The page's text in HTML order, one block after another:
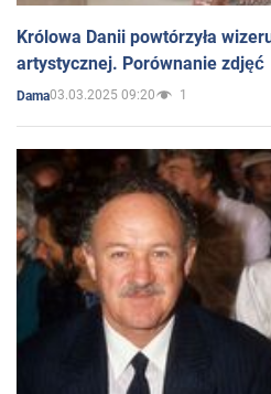
Królowa Danii powtórzyła
artystycznej. Porównanie zdjęć
Dama03.03.2025 09:20 1